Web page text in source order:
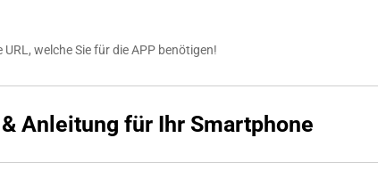
welche Sie für die APP benötigen!
Anleitung für Ihr Smartphone